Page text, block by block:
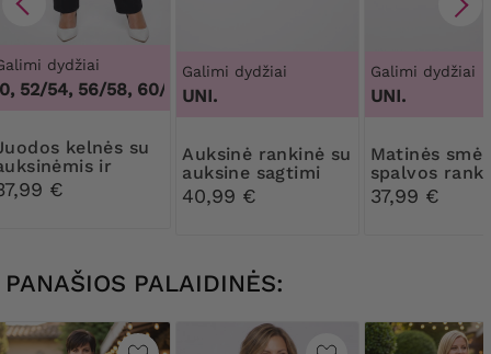
dydžiai
52/54, 56/58, 60/62 , 48/50, 52/54, 56/58, 60/62
su
ir
sagomis
€
Galimi dydžiai
UNI.
Auksinė rankinė su
auksine sagtimi
40,99 €
Galimi dydžiai
UNI.
Matinės smėlio
spalvos
dekoratyvine
sagtimi
37,99 €
PANAŠIOS PALAIDINĖS: